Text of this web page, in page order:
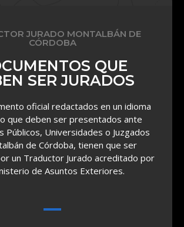
JURADO MONTALBÁN DE
CÓRDOBA
QUE
SER JURADOS
oficial redactados en un idioma
que deben ser presentados ante
Públicos, Universidades o Juzgados
de Córdoba, tienen que ser
un Traductor Jurado acreditado por
de Asuntos Exteriores.